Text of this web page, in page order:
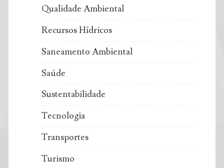
Qualidade Ambiental
Recursos Hídricos
Saneamento Ambiental
Saúde
Sustentabilidade
Tecnologia
Transportes
Turismo